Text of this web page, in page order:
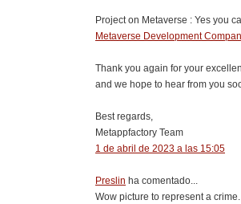
Project on Metaverse : Yes you
Metaverse Development
Thank you again for your
and we hope to hear from you
Best regards,
Metappfactory Team
1 de abril de 2023 a las 15:05
Preslin ha comentado...
Wow picture to represent a